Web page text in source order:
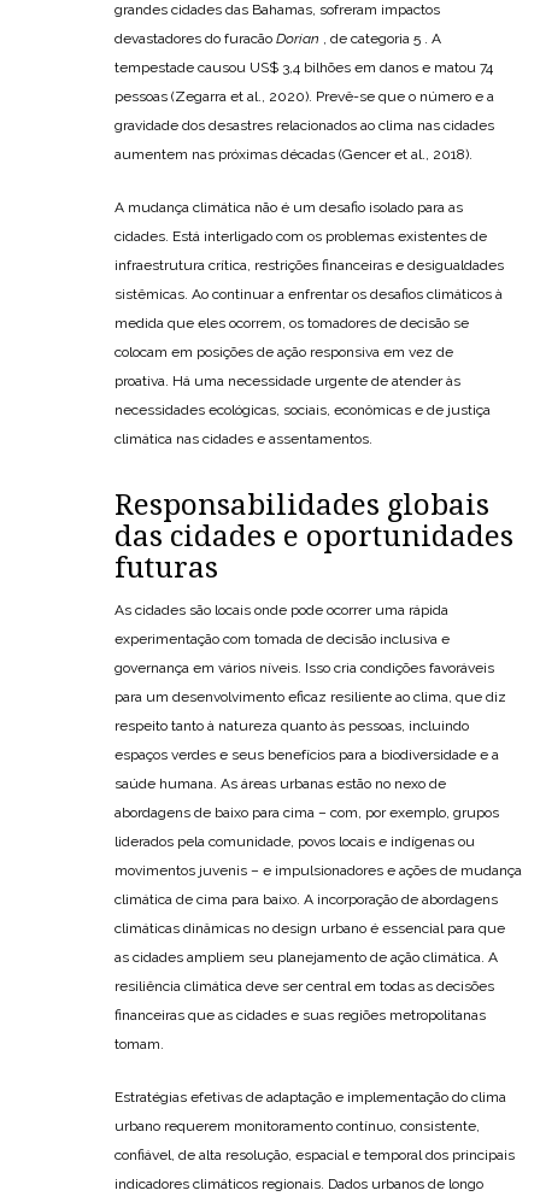
grandes cidades das Bahamas, sofreram impactos
devastadores do furacão Dorian , de categoria 5 . A
tempestade causou US$ 3,4 bilhões em danos e matou 74
pessoas (Zegarra et al., 2020). Prevê-se que o número e a
gravidade dos desastres relacionados ao clima nas cidades
aumentem nas próximas décadas (Gencer et al., 2018).
A mudança climática não é um desafio isolado para as
cidades. Está interligado com os problemas existentes de
infraestrutura crítica, restrições financeiras e desigualdades
sistêmicas. Ao continuar a enfrentar os desafios climáticos à
medida que eles ocorrem, os tomadores de decisão se
colocam em posições de ação responsiva em vez de
proativa. Há uma necessidade urgente de atender às
necessidades ecológicas, sociais, econômicas e de justiça
climática nas cidades e assentamentos.
Responsabilidades globais
das cidades e oportunidades
futuras
As cidades são locais onde pode ocorrer uma rápida
experimentação com tomada de decisão inclusiva e
governança em vários níveis. Isso cria condições favoráveis ​​
para um desenvolvimento eficaz resiliente ao clima, que diz
respeito tanto à natureza quanto às pessoas, incluindo
espaços verdes e seus benefícios para a biodiversidade e a
saúde humana. As áreas urbanas estão no nexo de
abordagens de baixo para cima – com, por exemplo, grupos
liderados pela comunidade, povos locais e indígenas ou
movimentos juvenis – e impulsionadores e ações de mudança
climática de cima para baixo. A incorporação de abordagens
climáticas dinâmicas no design urbano é essencial para que
as cidades ampliem seu planejamento de ação climática. A
resiliência climática deve ser central em todas as decisões
financeiras que as cidades e suas regiões metropolitanas
tomam.
Estratégias efetivas de adaptação e implementação do clima
urbano requerem monitoramento contínuo, consistente,
confiável, de alta resolução, espacial e temporal dos principais
indicadores climáticos regionais. Dados urbanos de longo